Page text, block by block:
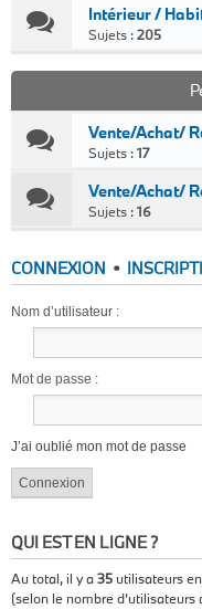
Intérieur /
Sujets :205
Vente/Achat/
Sujets :17
Vente/Achat/
Sujets :16
CONNEXION •
Nom d’utilisateur :
Mot de passe :
J’ai oublié mon mot de passe
QUI EST EN LIGNE ?
Au total, il y a35 utilisateurs
(selon le nombre